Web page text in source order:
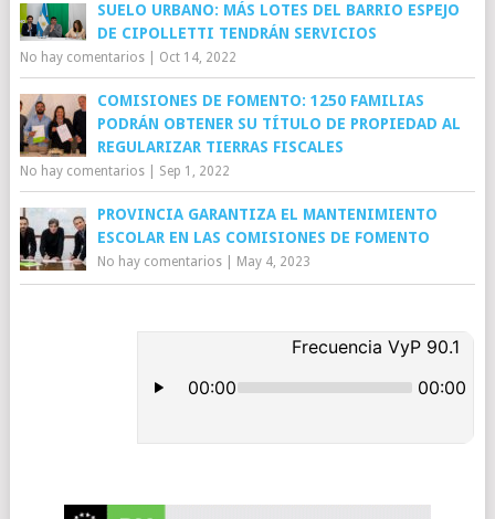
SUELO URBANO: MÁS LOTES DEL BARRIO ESPEJO
DE CIPOLLETTI TENDRÁN SERVICIOS
No hay comentarios| Oct 14, 2022
COMISIONES DE FOMENTO: 1250 FAMILIAS
PODRÁN OBTENER SU TÍTULO DE PROPIEDAD AL
REGULARIZAR TIERRAS FISCALES
No hay comentarios| Sep 1, 2022
PROVINCIA GARANTIZA EL MANTENIMIENTO
ESCOLAR EN LAS COMISIONES DE FOMENTO
No hay comentarios| May 4, 2023